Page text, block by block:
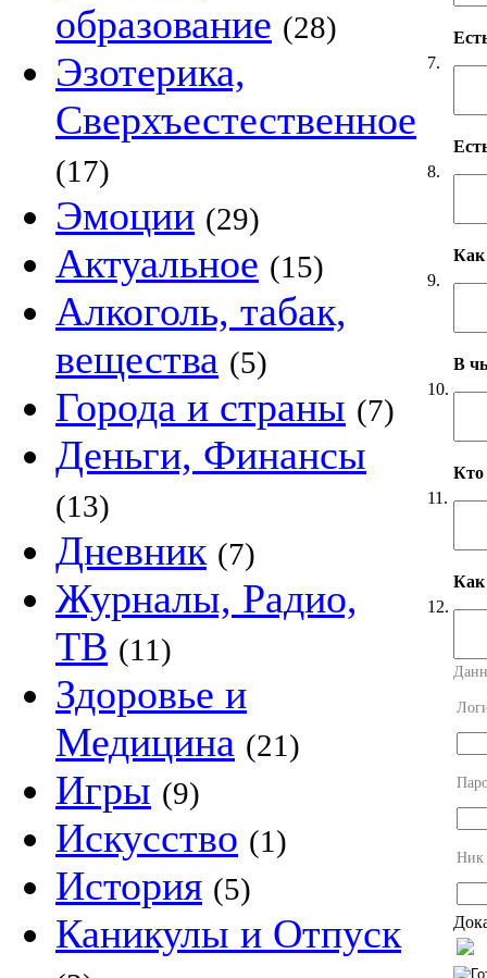
образование (28)
Эзотерика,
Сверхъестественное
(17)
Эмоции (29)
Актуальное (15)
Алкоголь, табак,
вещества (5)
Города и страны (7)
Деньги, Финансы
(13)
Дневник (7)
Журналы, Радио,
ТВ (11)
Здоровье и
Медицина (21)
Игры (9)
Искусство (1)
История (5)
Каникулы и Отпуск
7.
8.
9.
Как
10.
В
11.
Кто
12.
Как
Ник